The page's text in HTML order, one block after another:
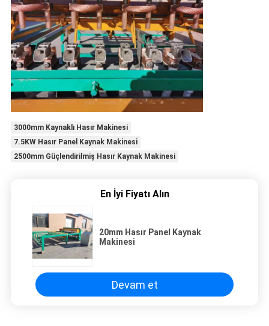
3000mm Kaynaklı Hasır Makinesi
7.5KW Hasır Panel Kaynak Makinesi
2500mm Güçlendirilmiş Hasır Kaynak Makinesi
En İyi Fiyatı Alın
20mm Hasır Panel Kaynak
Makinesi
Devam et